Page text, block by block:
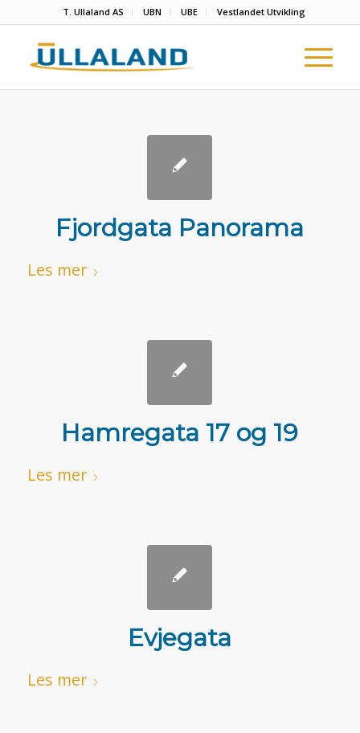
T. Ullaland AS UBN UBE Vestlandet Utvikling
Fjordgata Panorama
Les mer
Hamregata 17 og 19
Les mer
Evjegata
Les mer